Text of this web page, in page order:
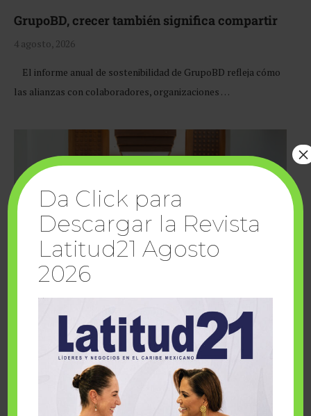
GrupoBD, crecer también significa compartir
4 agosto, 2026
El informe anual de sostenibilidad de GrupoBD refleja cómo
las alianzas con colaboradores, organizaciones …
Cuando la solidaridad inspira; cumplen
sueños Fairmont Mayakoba y Make-A-Wish
Da Click para
Descargar la Revista
Latitud21 Agosto
2026
×